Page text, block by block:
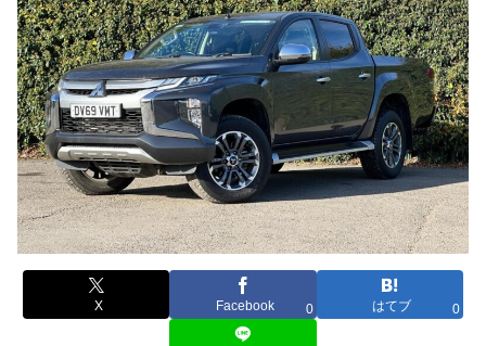
X Facebook 0 はてブ 0